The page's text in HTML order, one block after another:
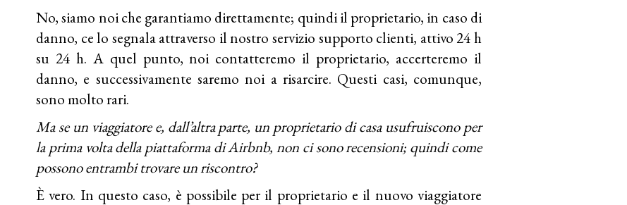
No, siamo noi che garantiamo direttamente; quindi il proprietario, in caso di
danno, ce lo segnala attraverso il nostro servizio supporto clienti, attivo 24 h
su 24 h. A quel punto, noi contatteremo il proprietario, accerteremo il
danno, e successivamente saremo noi a risarcire. Questi casi, comunque,
sono molto rari.
Ma se un viaggiatore e, dall’altra parte, un proprietario di casa usufruiscono per
la prima volta della piattaforma di Airbnb, non ci sono recensioni; quindi come
possono entrambi trovare un riscontro?
È vero. In questo caso, è possibile per il proprietario e il nuovo viaggiatore